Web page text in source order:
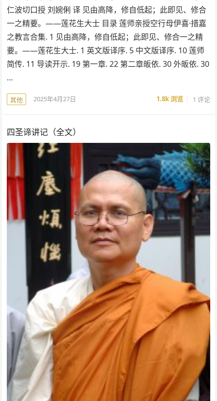
仁波切口授 刘婉俐 译 见由高降，修自低起；此即见、修合
一之精要。——莲花生大士 目录 莲师亲授空行母伊喜·措嘉
之教言合集. 1 见由高降，修自低起；此即见、修合一之精
要。——莲花生大士. 1 英文版译序. 5 中文版译序. 10 莲师
简传. 11 导读开示. 19 第一章. 22 第二章皈依. 30 外皈依. 30
…
其他 2025年4月27日 1.8k浏览 1 评论
四圣谛讲记（全文）